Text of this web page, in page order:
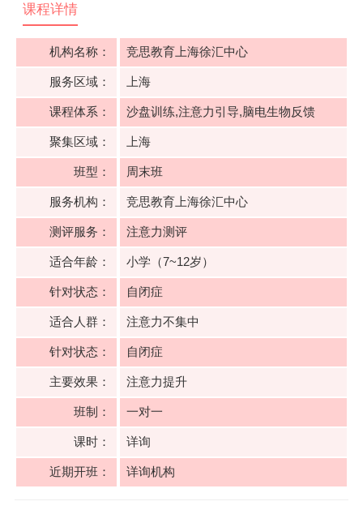
课程详情
机构名称： 竞思教育上海徐汇中心
服务区域： 上海
课程体系： 沙盘训练,注意力引导,脑电生物反馈
聚集区域： 上海
班型： 周末班
服务机构： 竞思教育上海徐汇中心
测评服务： 注意力测评
适合年龄： 小学（7~12岁）
针对状态： 自闭症
适合人群： 注意力不集中
针对状态： 自闭症
主要效果： 注意力提升
班制： 一对一
课时： 详询
近期开班： 详询机构